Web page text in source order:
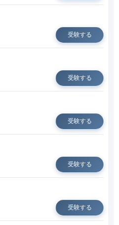
受験する
受験する
受験する
受験する
受験する